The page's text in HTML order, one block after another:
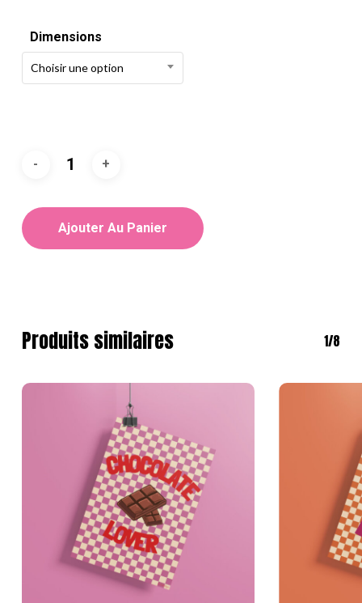
Dimensions
Choisir une option
Ajouter Au Panier
Produits similaires 1/8